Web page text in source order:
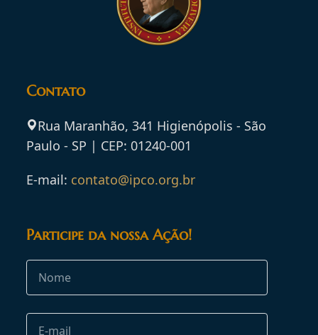
Contato
Rua Maranhão, 341 Higienópolis - São
Paulo - SP | CEP: 01240-001
E-mail: contato@ipco.org.br
Participe da nossa Ação!